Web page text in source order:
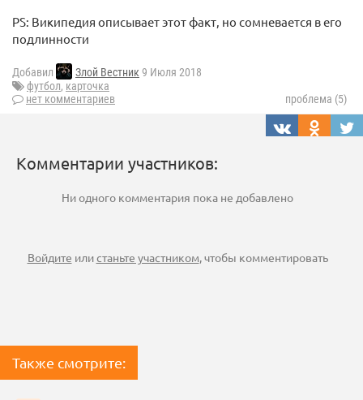
PS: Википедия описывает этот факт, но сомневается в его
подлинности
Добавил Злой Вестник 9 Июля 2018
футбол, карточка
нет комментариев
проблема (5)
Комментарии участников:
Ни одного комментария пока не добавлено
Войдите илистаньте участником, чтобы комментировать
Также смотрите: